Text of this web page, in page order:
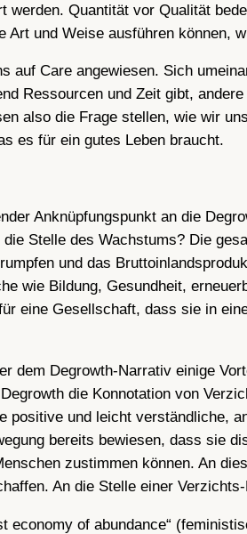
Quantität vor Qualität
Art und Weise ausführen können,
auf Care angewiesen. Sich
Ressourcen und Zeit gibt,
also die Frage stellen, wie wir
es für ein gutes Leben braucht.
Anknüpfungspunkt an die
Stelle des Wachstums? Die
und das
wie Bildung, Gesundheit,
eine Gesellschaft, dass sie in
dem Degrowth-Narrativ einige
die Konnotation von
positive und leicht verständliche,
bereits bewiesen, dass sie
zustimmen können. An
An die Stelle einer
economy of abundance“